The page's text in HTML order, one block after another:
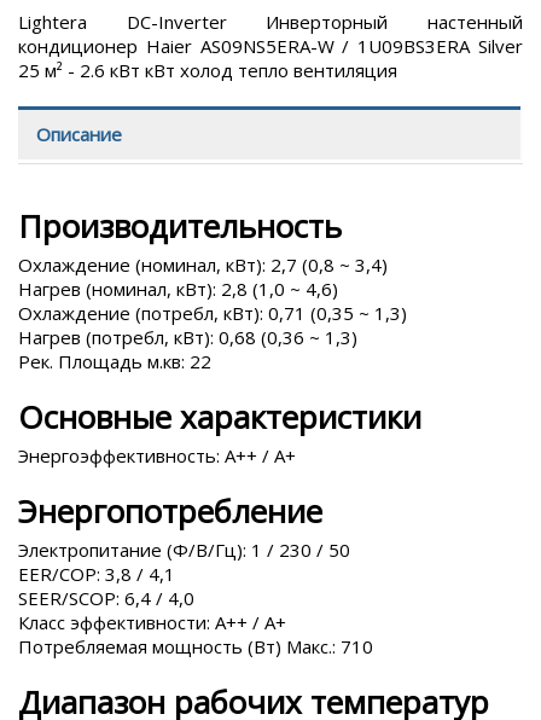
Lightera DC-Inverter Инверторный настенный
кондиционер Haier AS09NS5ERA-W / 1U09BS3ERA Silver
25 м² - 2.6 кВт кВт холод тепло вентиляция
Описание
Производительность
Охлаждение (номинал, кВт): 2,7 (0,8 ~ 3,4)
Нагрев (номинал, кВт): 2,8 (1,0 ~ 4,6)
Охлаждение (потребл, кВт): 0,71 (0,35 ~ 1,3)
Нагрев (потребл, кВт): 0,68 (0,36 ~ 1,3)
Рек. Площадь м.кв: 22
Основные характеристики
Энергоэффективность: A++ / A+
Энергопотребление
Электропитание (Ф/В/Гц): 1 / 230 / 50
EER/COP: 3,8 / 4,1
SEER/SCOP: 6,4 / 4,0
Класс эффективности: A++ / A+
Потребляемая мощность (Вт) Макс.: 710
Диапазон рабочих температур